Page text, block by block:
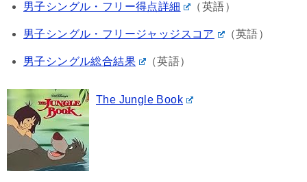
男子シングル・フリー得点詳細 （英語）
男子シングル・フリージャッジスコア （英語）
男子シングル総合結果 （英語）
The Jungle Book